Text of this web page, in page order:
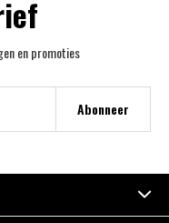
en promoties
Abonneer